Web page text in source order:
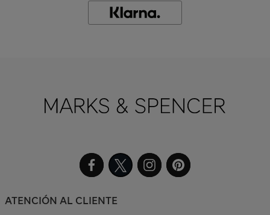
ATENCIÓN AL CLIENTE